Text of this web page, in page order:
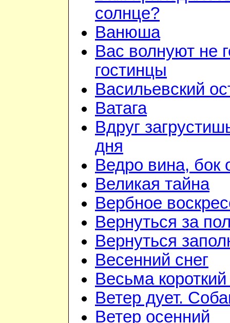
солнце?
Ванюша
Вас волнуют не
гостинцы
Васильевский
Ватага
Вдруг
дня
Ведро вина, бок
Великая тайна
Вербное
Вернуться за
Вернуться
Весенний снег
Весьма
Ветер дует.
Ветер осенний